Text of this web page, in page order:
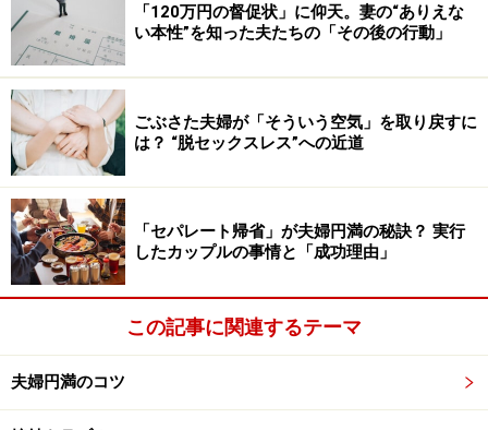
しかし、なかなか妻の肌の状態を普段から知っている旦
那様も少ないでしょう。肌そのものの変化がわからない
なら、妻の使っている道具や行動に注目してください。
洗面所やバスルーム、ドレッサーなどにフェイスパック
や高級な美容液が並ぶようになっていないか。美顔グッ
ズなどが増えていないか、といった所有物の変化に注目
しましょう。
そのほかには、お風呂上りや就寝前の妻の行動にも要注
目。フェイスパックやマッサージ、手やネイルのお手入
れを念入りにするようになるなど行動の変化は、誰か触
れることを想定して、お肌をツルスベにしようとしてい
るのかもしれません。
「120万円の督促状」に仰天。妻の“ありえな
い本性”を知った夫たちの「その後の行動」
ごぶさた夫婦が「そういう空気」を取り戻すに
は？ “脱セックスレス”への近道
「セパレート帰省」が夫婦円満の秘訣？ 実行
したカップルの事情と「成功理由」
この記事に関連するテーマ
夫婦円満のコツ